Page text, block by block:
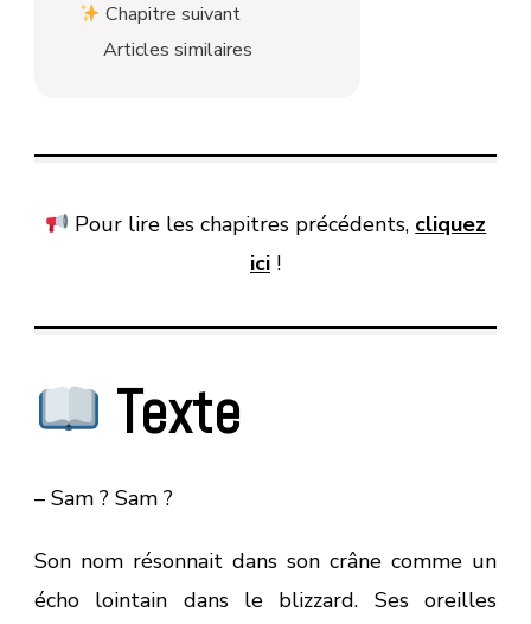
Chapitre suivant
Articles similaires
Pour lire les chapitres précédents, cliquez
ici !
Texte
– Sam ? Sam ?
Son nom résonnait dans son crâne comme un
écho lointain dans le blizzard. Ses oreilles